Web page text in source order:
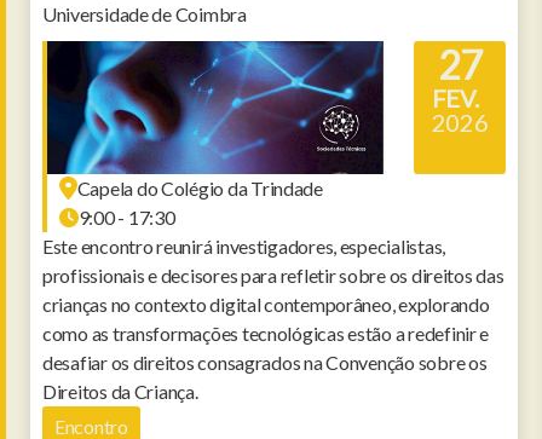
Universidade de Coimbra
27
FEV.
2026
Capela do Colégio da Trindade
9:00 - 17:30
Este encontro reunirá investigadores, especialistas,
profissionais e decisores para refletir sobre os direitos das
crianças no contexto digital contemporâneo, explorando
como as transformações tecnológicas estão a redefinir e
desafiar os direitos consagrados na Convenção sobre os
Direitos da Criança.
Encontro